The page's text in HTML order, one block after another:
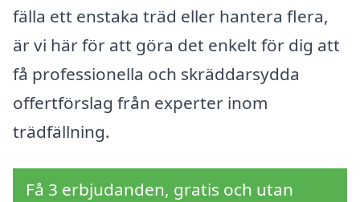
fälla ett enstaka träd eller hantera flera,
är vi här för att göra det enkelt för dig att
få professionella och skräddarsydda
offertförslag från experter inom
trädfällning.
Få 3 erbjudanden, gratis och utan